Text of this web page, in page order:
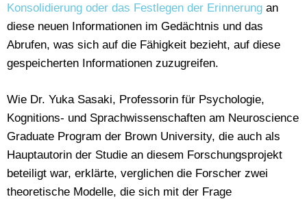
Konsolidierung oder das Festlegen der Erinnerung an
diese neuen Informationen im Gedächtnis und das
Abrufen, was sich auf die Fähigkeit bezieht, auf diese
gespeicherten Informationen zuzugreifen.
Wie Dr. Yuka Sasaki, Professorin für Psychologie,
Kognitions- und Sprachwissenschaften am Neuroscience
Graduate Program der Brown University, die auch als
Hauptautorin der Studie an diesem Forschungsprojekt
beteiligt war, erklärte, verglichen die Forscher zwei
theoretische Modelle, die sich mit der Frage